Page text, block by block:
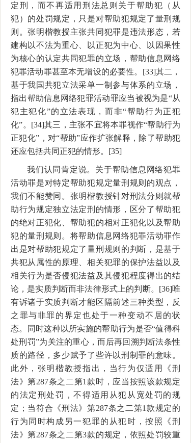
定刑，而不再适用刑法总则关于帮助犯（从
犯）的处罚规定，只是对帮助犯规定了量刑规
则。张明楷教授主张共同犯罪是违法形态，若
建构以不法为重心、以正犯为中心、以因果性
为核心的认定共同犯罪的立场，帮助信息网络
犯罪活动罪甚至本无增设的必要性。[33]其二，
基于我国共犯立法采单一制参与体系的立场，
指出帮助信息网络犯罪活动罪应当被视为是“从
犯主犯化”的立法表现，而非“帮助行为正犯
化”。[34]其三，主张不宜将本罪视作“帮助行为
正犯化”，对“帮助”应作扩张解释，除了帮助犯
还应包括共同正犯的情形。[35]
我们认同肯定说。关于帮助信息网络犯罪
活动罪是对特定帮助犯规定量刑规则的观点，
我们不能赞同。张明楷教授针对刑法分则就帮
助行为规定独立法定刑的情形，区分了帮助犯
的绝对正犯化、帮助犯的相对正犯化以及帮助
犯的量刑规则。将帮助信息网络犯罪活动罪作
出是对帮助犯规定了量刑规则的判断，是基于
共犯从属性的原理、相关犯罪的保护法益以及
相关行为是否侵犯法益及其侵犯程度得出的结
论，是实质判断而非法律形式上的判断。[36]唯
有诉诸于实质判断才能区隔前述三种类型，反
之罪与非罪的界定也处于一种变动不居的状
态。同时这种以所实施的帮助行为是否“值得科
处刑罚”为关注的重心，而后再回溯判断法条性
质的路径，多少赋予了些许以刑制罪的意味。
此外，张明楷教授指出，当行为仅适用《刑
法》第287条之二第1款时，应当按照该款规定
的法定刑处罚，不得适用从犯从宽处罚的规
定；当符合《刑法》第287条之二第1款规定的
行为同时构成另一犯罪的从犯时，按照《刑
法》第287条之二第3款的规定，依照处罚较重